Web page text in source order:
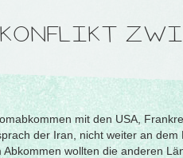
mit den USA,
der Iran, nicht weiter an
wollten die anderen